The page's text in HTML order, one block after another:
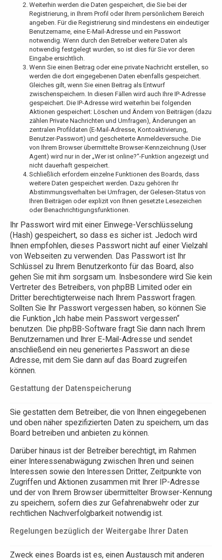
Weiterhin werden die Daten gespeichert, die Sie bei der
Registrierung, in Ihrem Profil oder Ihrem persönlichem Bereich
angeben. Für die Registrierung sind mindestens ein eindeutiger
Benutzername, eine E-Mail-Adresse und ein Passwort
notwendig. Wenn durch den Betreiber weitere Daten als
notwendig festgelegt wurden, so ist dies für Sie vor deren
Eingabe ersichtlich.
Wenn Sie einen Beitrag oder eine private Nachricht erstellen, so
werden die dort eingegebenen Daten ebenfalls gespeichert.
Gleiches gilt, wenn Sie einen Beitrag als Entwurf
zwischenspeichern. In diesen Fällen wird auch Ihre IP-Adresse
gespeichert. Die IP-Adresse wird weiterhin bei folgenden
Aktionen gespeichert: Löschen und Ändern von Beiträgen (dazu
zählen Private Nachrichten und Umfragen), Änderungen an
zentralen Profildaten (E-Mail-Adresse, Kontoaktivierung,
Benutzer-Passwort) und gescheiterte Anmeldeversuche. Die
von Ihrem Browser übermittelte Browser-Kennzeichnung (User
Agent) wird nur in der „Wer ist online?“-Funktion angezeigt und
nicht dauerhaft gespeichert.
Schließlich erfordern einzelne Funktionen des Boards, dass
weitere Daten gespeichert werden. Dazu gehören Ihr
Abstimmungsverhalten bei Umfragen, der Gelesen-Status von
Ihren Beiträgen oder explizit von Ihnen gesetzte Lesezeichen
oder Benachrichtigungsfunktionen.
Ihr Passwort wird mit einer Einwege-Verschlüsselung
(Hash) gespeichert, so dass es sicher ist. Jedoch wird
Ihnen empfohlen, dieses Passwort nicht auf einer Vielzahl
von Webseiten zu verwenden. Das Passwort ist Ihr
Schlüssel zu Ihrem Benutzerkonto für das Board, also
gehen Sie mit ihm sorgsam um. Insbesondere wird Sie kein
Vertreter des Betreibers, von phpBB Limited oder ein
Dritter berechtigterweise nach Ihrem Passwort fragen.
Sollten Sie Ihr Passwort vergessen haben, so können Sie
die Funktion „Ich habe mein Passwort vergessen“
benutzen. Die phpBB-Software fragt Sie dann nach Ihrem
Benutzernamen und Ihrer E-Mail-Adresse und sendet
anschließend ein neu generiertes Passwort an diese
Adresse, mit dem Sie dann auf das Board zugreifen
können.
Gestattung der Datenspeicherung
Sie gestatten dem Betreiber, die von Ihnen eingegebenen
und oben näher spezifizierten Daten zu speichern, um das
Board betreiben und anbieten zu können.
Darüber hinaus ist der Betreiber berechtigt, im Rahmen
einer Interessenabwägung zwischen Ihren und seinen
Interessen sowie den Interessen Dritter, Zeitpunkte von
Zugriffen und Aktionen zusammen mit Ihrer IP-Adresse
und der von Ihrem Browser übermittelter Browser-Kennung
zu speichern, sofern dies zur Gefahrenabwehr oder zur
rechtlichen Nachverfolgbarkeit notwendig ist.
Regelungen bezüglich der Weitergabe Ihrer Daten
Zweck eines Boards ist es, einen Austausch mit anderen